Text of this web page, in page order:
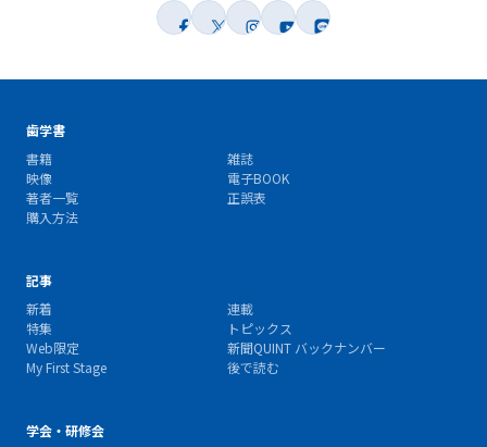
歯学書
書籍
雑誌
映像
電子BOOK
著者一覧
正誤表
購入方法
記事
新着
連載
特集
トピックス
Web限定
新聞QUINT バックナンバー
My First Stage
後で読む
学会・研修会